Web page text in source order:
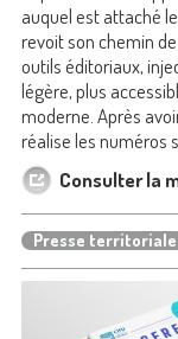
auquel est attaché
revoit son chemin
outils éditoriaux,
légère, plus
moderne. Après
réalise les numéros
Consulter la
Presse